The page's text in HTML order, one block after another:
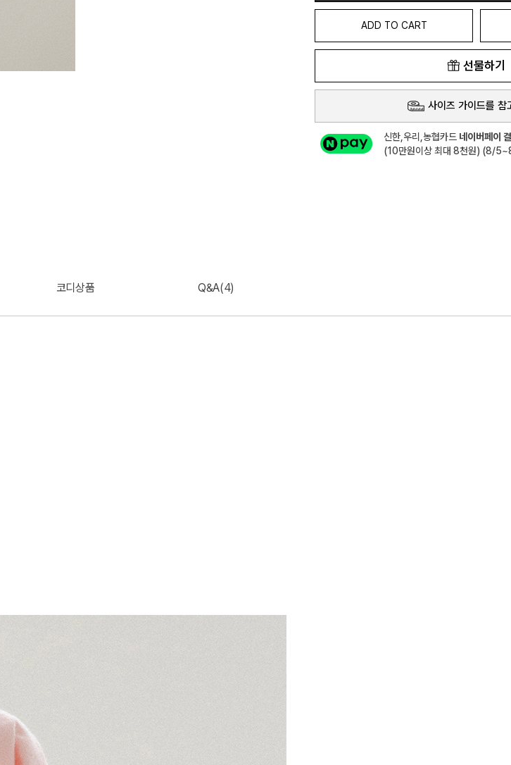
ADD TO CART
선물하기
사이즈 가이드를 참
신한,우리,농협카드 네이버페이
(10만원이상 최대 8천원) (8/
코디상품 Q&A(4)